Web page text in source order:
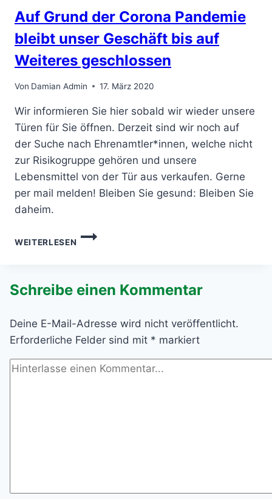
IM
DROSTENHOF
Auf Grund der Corona Pandemie
bleibt unser Geschäft bis auf
Weiteres geschlossen
Von Damian Admin 17. März 2020
Wir informieren Sie hier sobald wir wieder unsere
Türen für Sie öffnen. Derzeit sind wir noch auf
der Suche nach Ehrenamtler*innen, welche nicht
zur Risikogruppe gehören und unsere
Lebensmittel von der Tür aus verkaufen. Gerne
per mail melden! Bleiben Sie gesund: Bleiben Sie
daheim.
WEITERLESEN
AUF
PANDEMIE
BLEIBT
GESCHÄFT
BIS
WEITERES
GESCHLOSSEN
Schreibe einen Kommentar
Deine E-Mail-Adresse wird nicht veröffentlicht.
Erforderliche Felder sind mit * markiert